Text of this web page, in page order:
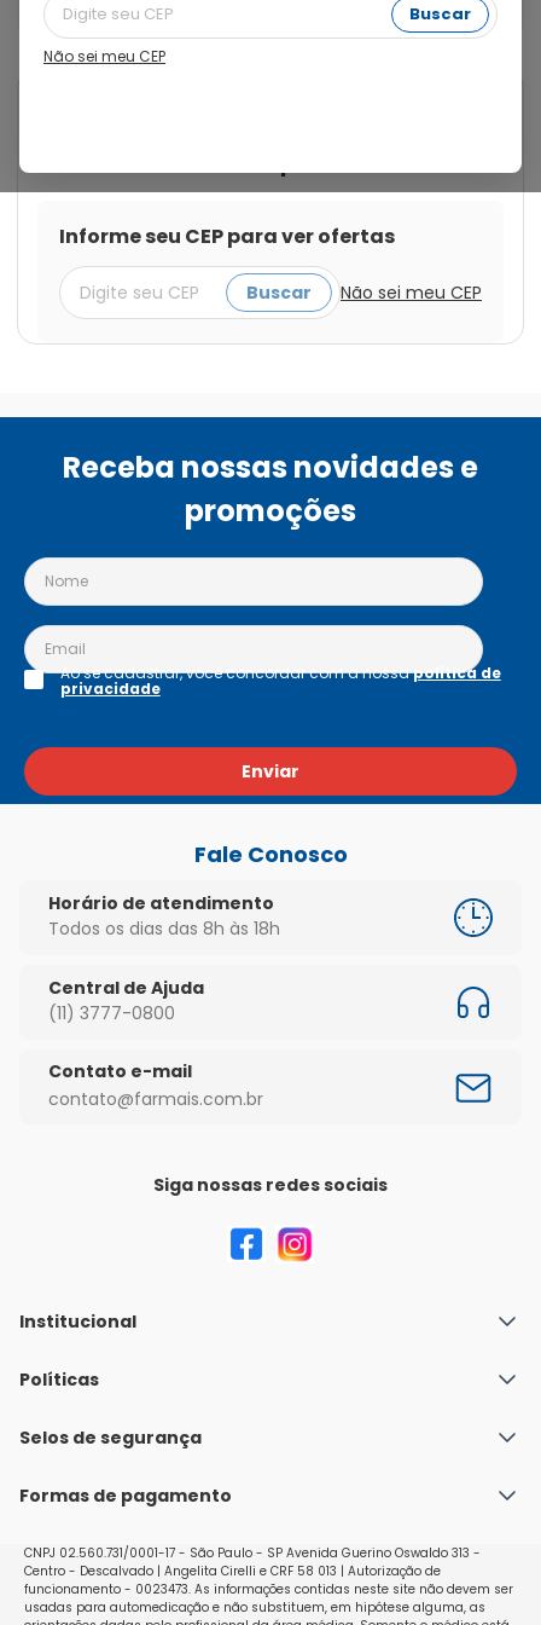
Buscar
Não sei meu CEP
Comprimidos
Informe seu CEP para ver ofertas
Buscar Não sei meu CEP
Receba nossas novidades e
promoções
Enviar
Ao se cadastrar, você concordar com a nossapolítica de
privacidade
Fale Conosco
Horário de atendimento
Todos os dias das 8h às 18h
Central de Ajuda
(11) 3777-0800
Contato e-mail
contato@farmais.com.br
Siga nossas redes sociais
Institucional
Quem Somos
Nossas lojas
Políticas
Política de Envio
Políticas de Trocas e Devoluções
Selos de segurança
Formas de pagamento
CNPJ 02.560.731/0001-17 - São Paulo - SP Avenida Guerino Oswaldo 313 -
Centro - Descalvado | Angelita Cirelli e CRF 58 013 | Autorização de
funcionamento - 0023473. As informações contidas neste site não devem ser
usadas para automedicação e não substituem, em hipótese alguma, as